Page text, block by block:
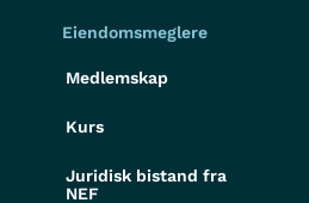
Eiendomsmeglere
Medlemskap
Kurs
Juridisk bistand fra
NEF